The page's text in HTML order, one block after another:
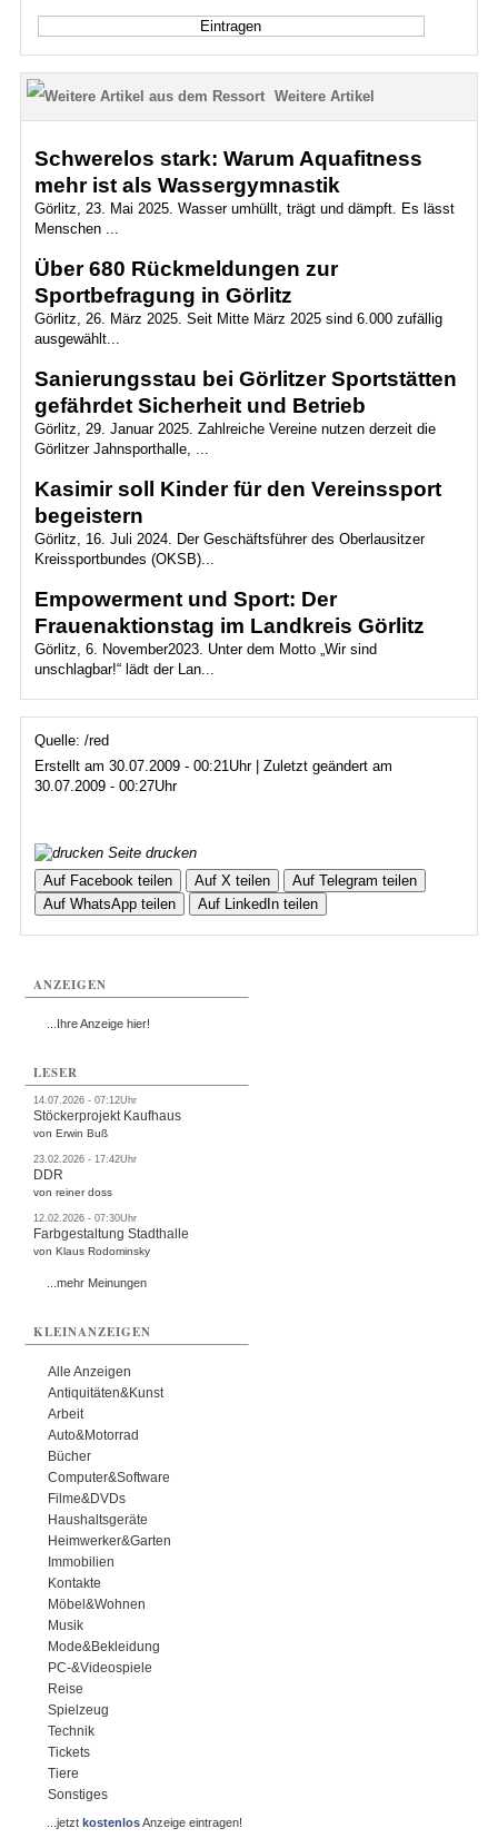
Weitere Artikel
Schwerelos stark: Warum Aquafitness
mehr ist als Wassergymnastik
Görlitz, 23. Mai 2025. Wasser umhüllt, trägt und dämpft. Es lässt
Menschen ...
Über 680 Rückmeldungen zur
Sportbefragung in Görlitz
Görlitz, 26. März 2025. Seit Mitte März 2025 sind 6.000 zufällig
ausgewählt...
Sanierungsstau bei Görlitzer Sportstätten
gefährdet Sicherheit und Betrieb
Görlitz, 29. Januar 2025. Zahlreiche Vereine nutzen derzeit die
Görlitzer Jahnsporthalle, ...
Kasimir soll Kinder für den Vereinssport
begeistern
Görlitz, 16. Juli 2024. Der Geschäftsführer des Oberlausitzer
Kreissportbundes (OKSB)...
Empowerment und Sport: Der
Frauenaktionstag im Landkreis Görlitz
Görlitz, 6. November2023. Unter dem Motto „Wir sind
unschlagbar!“ lädt der Lan...
Quelle: /red
Erstellt am 30.07.2009 - 00:21Uhr | Zuletzt geändert am
30.07.2009 - 00:27Uhr
Seite drucken
Auf Facebook teilen
Auf X teilen
Auf Telegram teilen
Auf WhatsApp teilen
Auf LinkedIn teilen
ANZEIGEN
...Ihre Anzeige hier!
LESER
14.07.2026 - 07:12Uhr
Stöckerprojekt Kaufhaus
von Erwin Buß
23.02.2026 - 17:42Uhr
DDR
von reiner doss
12.02.2026 - 07:30Uhr
Farbgestaltung Stadthalle
von Klaus Rodominsky
...mehr Meinungen
KLEINANZEIGEN
Alle Anzeigen
Antiquitäten&Kunst
Arbeit
Auto&Motorrad
Bücher
Computer&Software
Filme&DVDs
Haushaltsgeräte
Heimwerker&Garten
Immobilien
Kontakte
Möbel&Wohnen
Musik
Mode&Bekleidung
PC-&Videospiele
Reise
Spielzeug
Technik
Tickets
Tiere
Sonstiges
...jetztkostenlosAnzeige eintragen!